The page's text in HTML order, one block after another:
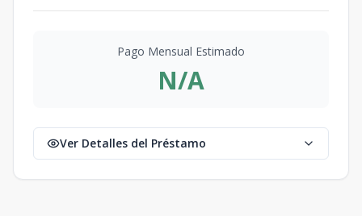
Pago Mensual Estimado
N/A
Ver Detalles del Préstamo